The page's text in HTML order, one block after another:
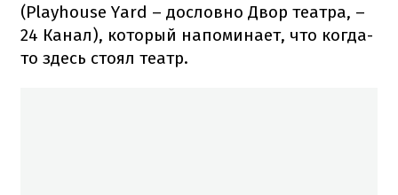
(Playhouse Yard – дословно Двор театра, –
24 Канал), который напоминает, что когда-
то здесь стоял театр.